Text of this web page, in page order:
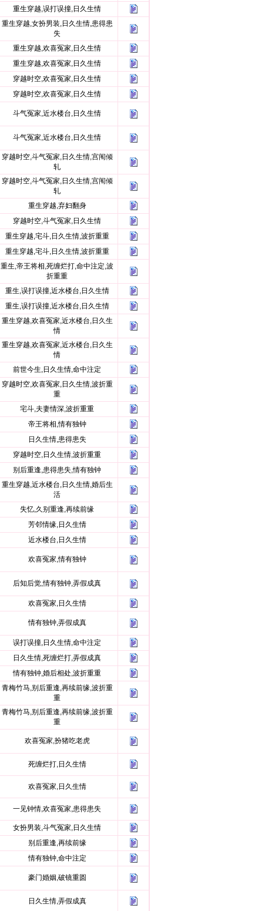
重生穿越,误打误撞,日久生情
重生穿越,女扮男装,日久生情,患得患
失
重生穿越,欢喜冤家,日久生情
重生穿越,欢喜冤家,日久生情
穿越时空,欢喜冤家,日久生情
穿越时空,欢喜冤家,日久生情
斗气冤家,近水楼台,日久生情
斗气冤家,近水楼台,日久生情
穿越时空,斗气冤家,日久生情,宫闱倾
轧
穿越时空,斗气冤家,日久生情,宫闱倾
轧
重生穿越,弃妇翻身
穿越时空,斗气冤家,日久生情
重生穿越,宅斗,日久生情,波折重重
重生穿越,宅斗,日久生情,波折重重
重生,帝王将相,死缠烂打,命中注定,波
折重重
重生,误打误撞,近水楼台,日久生情
重生,误打误撞,近水楼台,日久生情
重生穿越,欢喜冤家,近水楼台,日久生
情
重生穿越,欢喜冤家,近水楼台,日久生
情
前世今生,日久生情,命中注定
穿越时空,欢喜冤家,日久生情,波折重
重
宅斗,夫妻情深,波折重重
帝王将相,情有独钟
日久生情,患得患失
穿越时空,日久生情,波折重重
别后重逢,患得患失,情有独钟
重生穿越,近水楼台,日久生情,婚后生
活
失忆,久别重逢,再续前缘
芳邻情缘,日久生情
近水楼台,日久生情
欢喜冤家,情有独钟
后知后觉,情有独钟,弄假成真
欢喜冤家,日久生情
情有独钟,弄假成真
误打误撞,日久生情,命中注定
日久生情,死缠烂打,弄假成真
情有独钟,婚后相处,波折重重
青梅竹马,别后重逢,再续前缘,波折重
重
青梅竹马,别后重逢,再续前缘,波折重
重
欢喜冤家,扮猪吃老虎
死缠烂打,日久生情
欢喜冤家,日久生情
一见钟情,欢喜冤家,患得患失
女扮男装,斗气冤家,日久生情
别后重逢,再续前缘
情有独钟,命中注定
豪门婚姻,破镜重圆
日久生情,弄假成真